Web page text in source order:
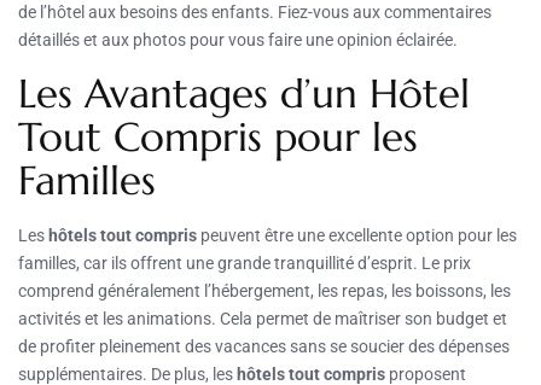
de l’hôtel aux besoins des enfants. Fiez-vous aux commentaires
détaillés et aux photos pour vous faire une opinion éclairée.
Les Avantages d’un Hôtel
Tout Compris pour les
Familles
Leshôtels tout compris peuvent être une excellente option pour les
familles, car ils offrent une grande tranquillité d’esprit. Le prix
comprend généralement l’hébergement, les repas, les boissons, les
activités et les animations. Cela permet de maîtriser son budget et
de profiter pleinement des vacances sans se soucier des dépenses
supplémentaires. De plus, leshôtels tout compris proposent